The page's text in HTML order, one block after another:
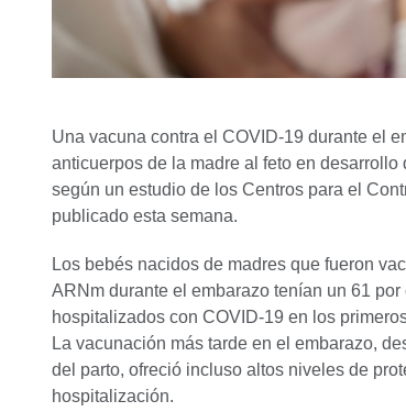
Una vacuna contra el COVID-19 durante el
anticuerpos de la madre al feto en
según un estudio de los Centros para el
publicado esta semana.
Los bebés nacidos de madres que fueron
ARNm durante el embarazo tenían un 61
hospitalizados con COVID-19 en los
La vacunación más tarde en el embarazo,
del parto, ofreció incluso altos niveles de
hospitalización.